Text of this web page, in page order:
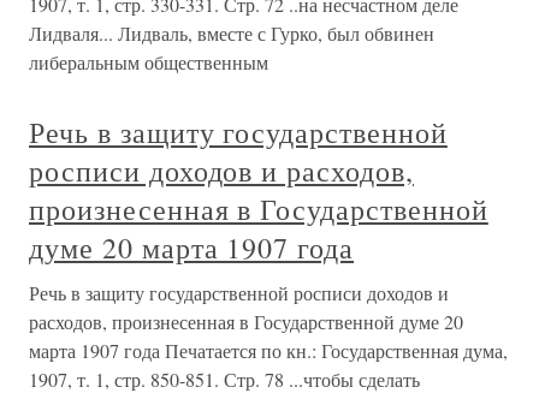
Лидваля... Лидваль, вместе с Гурко, был обвинен
либеральным общественным
Речь в защиту государственной
росписи доходов и расходов,
произнесенная в Государственной
думе 20 марта 1907 года
Речь в защиту государственной росписи доходов и
расходов, произнесенная в Государственной думе 20
марта 1907 года Печатается по кн.: Государственная дума,
1907, т. 1, стр. 850-851. Стр. 78 ...чтобы сделать